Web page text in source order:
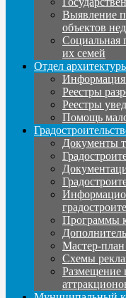
Выявление
объектов
Социальная
их семей
Отдел
Информация
Реестры
Реестры
Помощь
Документы
Программы
Мастер-план
Схемы
Размещение